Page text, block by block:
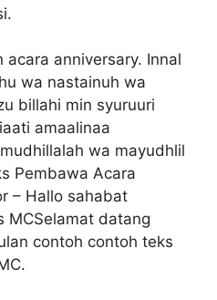
anniversary. Innal
wa nastainuh wa
billahi min syuruuri
amaalinaa
wa mayudhlil
Pembawa Acara
– Hallo sahabat
MCSelamat datang
contoh contoh teks